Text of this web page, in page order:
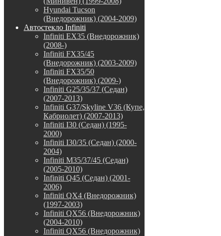
Hyundai Tucson
(Внедорожник) (2004-2009)
Автостекло Infiniti
Infiniti EX35 (Внедорожник)
(2008-)
Infiniti FX35/45
(Внедорожник) (2003-2009)
Infiniti FX35/50
(Внедорожник) (2009-)
Infiniti G25/35/37 (Седан)
(2007-2013)
Infiniti G37/Skyline V36 (Купе,
Кабриолет) (2007-2013)
Infiniti I30 (Седан) (1995-
2000)
Infiniti I30/35 (Седан) (2000-
2004)
Infiniti M35/37/45 (Седан)
(2005-2010)
Infiniti Q45 (Седан) (2001-
2006)
Infiniti QX4 (Внедорожник)
(1997-2003)
Infiniti QX56 (Внедорожник)
(2004-2010)
Infiniti QX56 (Внедорожник)